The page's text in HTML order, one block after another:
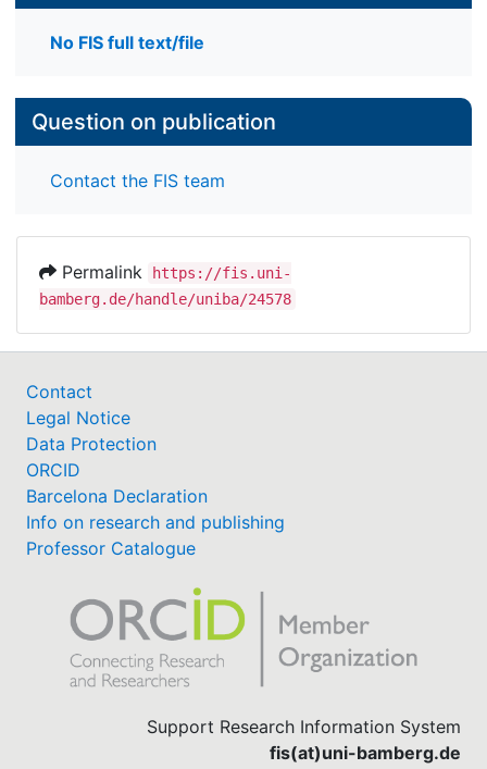
No FIS full text/file
Question on publication
Contact the FIS team
Permalink
https://fis.uni-
bamberg.de/handle/uniba/24578
Contact
Legal Notice
Data Protection
ORCID
Barcelona Declaration
Info on research and publishing
Professor Catalogue
Support Research Information System
fis(at)uni-bamberg.de